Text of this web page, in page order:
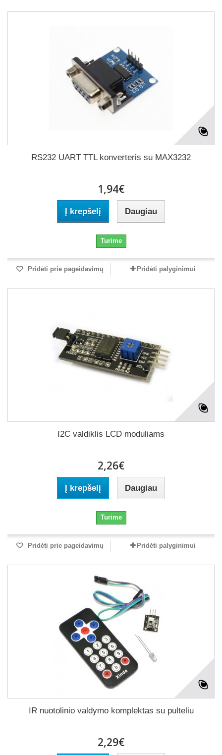
RS232 UART TTL konverteris su MAX3232
1,94€
Į krepšelį Daugiau
Turime
Pridėti prie pageidavimų Pridėti palyginimui
I2C valdiklis LCD moduliams
2,26€
Į krepšelį Daugiau
Turime
Pridėti prie pageidavimų Pridėti palyginimui
IR nuotolinio valdymo komplektas su pulteliu
2,29€